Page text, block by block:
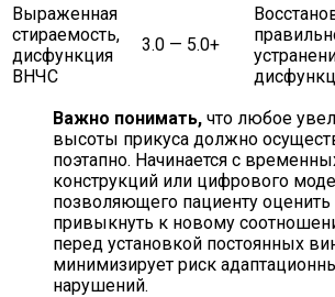
Выраженная
стираемость,
дисфункция
ВНЧС
3.0 — 5.0+
Важно понимать, что любое
высоты прикуса должно
поэтапно. Начинается с
конструкций или цифрового
позволяющего пациенту оценить
привыкнуть к новому
перед установкой постоянных
минимизирует риск
нарушений.